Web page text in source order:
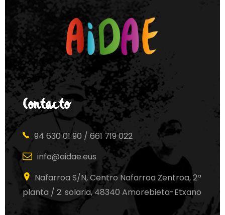
Contacto
94 630 01 90 / 661 719 022
info@aidae.eus
Nafarroa S/N, Centro Nafarroa Zentroa, 2ª
planta / 2. solaria, 48340 Amorebieta-Etxano